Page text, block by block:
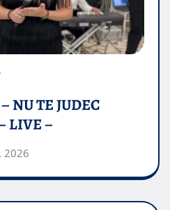
NU TE JUDEC
LIVE –
2026